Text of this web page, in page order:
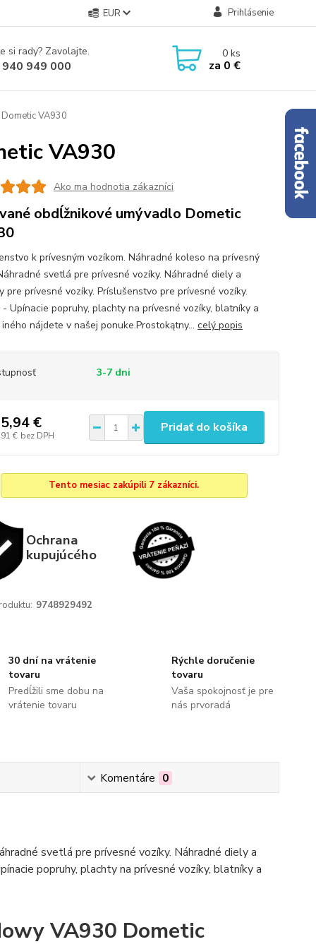
EUR Prihlásenie
si rady? Zavolajte.
949 000
0ks
za 0 €
VA930
VA930
Ako ma hodnotia zákazníci
obdĺžnikové umývadlo Dometic
k prívesným vozíkom. Náhradné koleso na prívesný
svetlá pre prívesné vozíky. Náhradné diely a
pre prívesné vozíky. Príslušenstvo pre prívesné vozíky.
Upínacie popruhy, plachty na prívesné vozíky, blatníky a
nájdete v našej ponuke.Prostokątny... celý popis
3-7 dni
€
€ bez DPH
Pridať do košíka
Tento mesiac zakúpili 7 zákazníci.
Ochrana
kupujúcého
9748929492
30 dní na vrátenie
tovaru
Predĺžili sme dobu na
vrátenie tovaru
Rýchle doručenie
tovaru
Vaša spokojnosť je pre
nás prvoradá
Komentáre 0
svetlá pre prívesné vozíky. Náhradné diely a
popruhy, plachty na prívesné vozíky, blatníky a
VA930 Dometic